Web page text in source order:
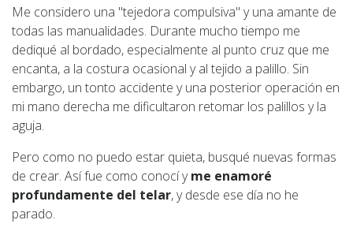
Me considero una "tejedora compulsiva" y una amante de
todas las manualidades. Durante mucho tiempo me
dediqué al bordado, especialmente al punto cruz que me
encanta, a la costura ocasional y al tejido a palillo. Sin
embargo, un tonto accidente y una posterior operación en
mi mano derecha me dificultaron retomar los palillos y la
aguja.
Pero como no puedo estar quieta, busqué nuevas formas
de crear. Así fue como conocí yme enamoré
profundamente del telar, y desde ese día no he
parado.